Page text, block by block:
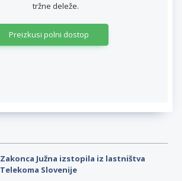
tržne deleže.
Preizkusi polni dostop
Zakonca Južna izstopila iz lastništva
Telekoma Slovenije